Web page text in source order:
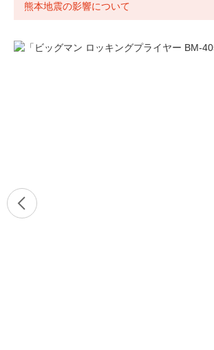
熊本地震の影響について